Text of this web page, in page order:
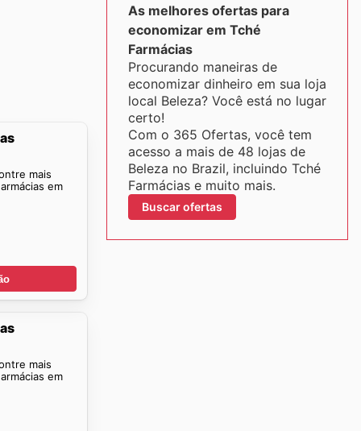
mais
em
mais
em
As melhores ofertas para
economizar em Tché
Farmácias
Procurando maneiras de
economizar dinheiro em sua loja
local Beleza? Você está no lugar
certo!
Com o 365 Ofertas, você tem
acesso a mais de 48 lojas de
Beleza no Brazil, incluindo Tché
Farmácias e muito mais.
Buscar ofertas